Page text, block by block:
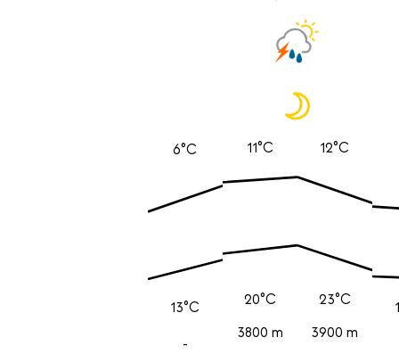
6°C
13°C
-
11°C
20°C
3800 m
12°C
23°C
3900 m